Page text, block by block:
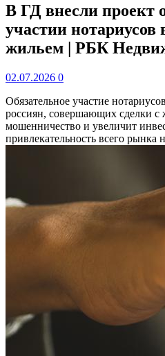
В ГД внесли проект
участии нотариусов
жильем | РБК
02.07.2026 0
Обязательное участие
россиян, совершающих сделки с
мошенничество и увеличит
привлекательность всего рынка